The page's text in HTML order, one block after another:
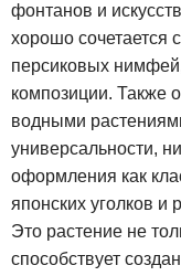
фонтанов и
хорошо сочетается
персиковых
композиции. Также
водными
универсальности,
оформления как
японских уголков и
Это растение не
способствует